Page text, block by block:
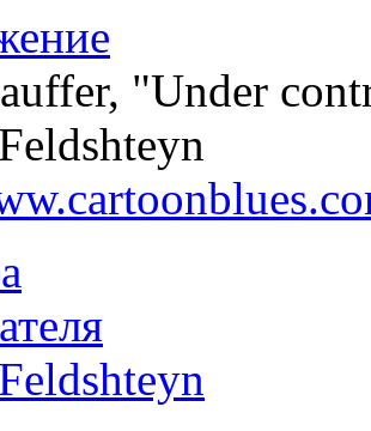
"Under